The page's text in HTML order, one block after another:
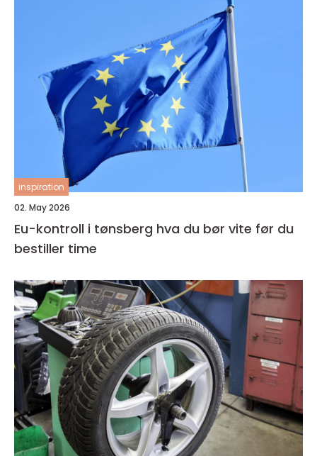
inspiration
02. May 2026
Eu-kontroll i tønsberg hva du bør vite før du
bestiller time